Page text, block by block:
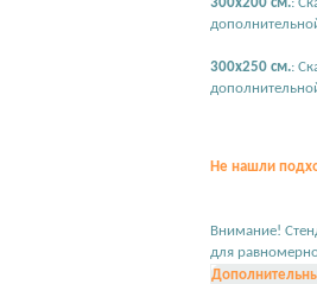
300х250 см.:
Не нашли
Внимание!
для